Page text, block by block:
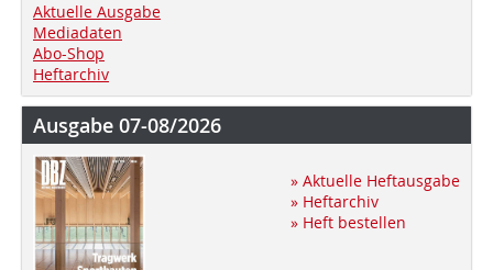
Aktuelle Ausgabe
Mediadaten
Abo-Shop
Heftarchiv
Ausgabe 07-08/2026
» Aktuelle Heftausgabe
» Heftarchiv
» Heft bestellen